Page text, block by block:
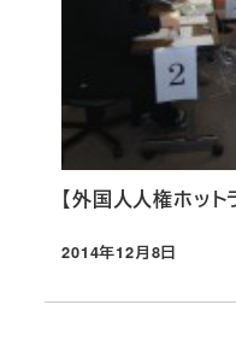
【外国人人権ホット
投稿日
2014年12月8日